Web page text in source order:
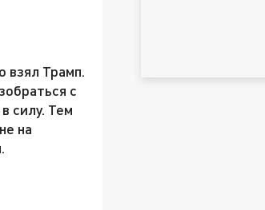
взял Трамп.
с
силу. Тем
на